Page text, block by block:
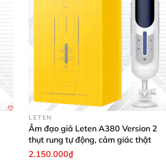
LETEN
Âm đạo giả Leten A380 Version 2
thụt rung tự động, cảm giác thật
2.150.000₫